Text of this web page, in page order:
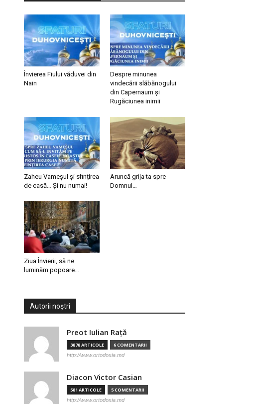
Învierea Fiului văduvei din
Nain
Despre minunea
vindecării slăbănogului
din Capernaum și
Rugăciunea inimii
Zaheu Vameșul și sfințirea
de casă… Și nu numai!
Aruncă grija ta spre
Domnul…
Ziua Învierii, să ne
luminăm popoare…
Autorii noștri
Preot Iulian Raţă
3878 ARTICOLE 6 COMENTARII
http://www.ortodoxia.md
Diacon Victor Casian
581 ARTICOLE 5 COMENTARII
http://www.ortodoxia.md